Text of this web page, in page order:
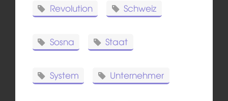
Revolution Schweiz
Sosna Staat
System Unternehmer